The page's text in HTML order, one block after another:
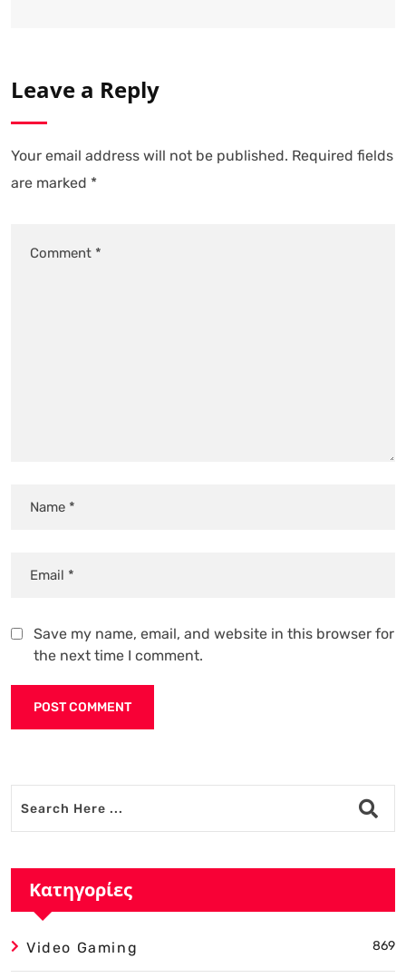
Leave a Reply
Your email address will not be published. Required fields
are marked *
Save my name, email, and website in this browser for
the next time I comment.
Κατηγορίες
Video Gaming 869